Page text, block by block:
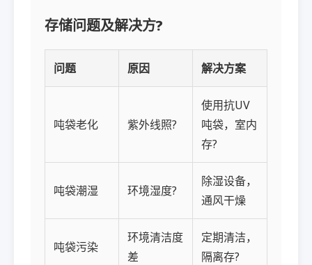
存储问题及解决方?
问题 原因 解决方案
吨袋老化 紫外线照?
使用抗UV
吨袋，室内
存?
吨袋潮湿 环境湿度?
除湿设备，
通风干燥
吨袋污染
环境清洁度
差
定期清洁，
隔离存?